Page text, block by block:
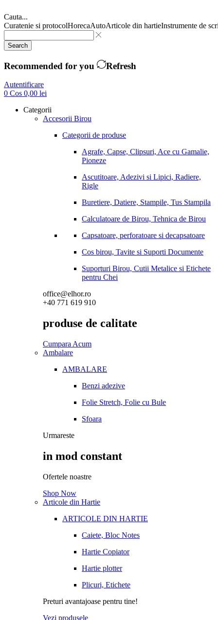
Cauta...
Curatenie si protocolHorecaAutoArticole din hartieInstrumente de
Search
Recommended for you Refresh
Autentificare
0 Cos 0,00 lei
Categorii
Accesorii Birou
Categorii de produse
Agrafe, Capse, Clipsuri, Ace cu Gamalie,
Pioneze
Ascutitoare, Adezivi si Lipici, Radiere,
Rigle
Buretiere, Datiere, Stampile, Tus Stampila
Calculatoare de Birou, Tehnica de Birou
Capsatoare, perforatoare si decapsatoare
Cos birou, Tavite si Suporti Documente
Suporturi Birou, Cutii Metalice si Etichete
pentru Chei
office@elhor.ro
+40 771 619 910
produse de calitate
Cumpara Acum
Ambalare
AMBALARE
Benzi adezive
Folie Stretch, Folie cu Bule
Sfoara
Urmareste
in mod constant
Ofertele noastre
Shop Now
Articole din Hartie
ARTICOLE DIN HARTIE
Caiete, Bloc Notes
Hartie Copiator
Hartie plotter
Plicuri, Etichete
Preturi avantajoase pentru tine!
Vezi produsele